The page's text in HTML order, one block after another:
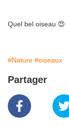
Quel bel oiseau 😍
#Nature #oiseaux
Partager